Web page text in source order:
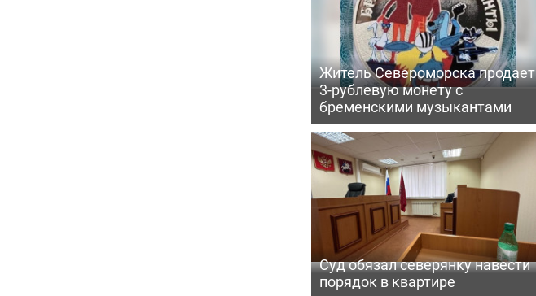
Житель Североморска продает
3-рублевую монету с
бременскими музыкантами
Суд обязал северянку навести
порядок в квартире